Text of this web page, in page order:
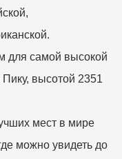
для самой высокой
высотой 2351
мест в мире
можно увидеть до